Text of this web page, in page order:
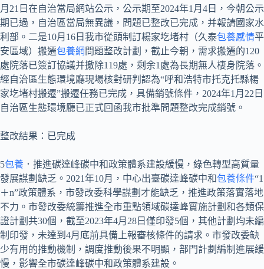
月21日在自治當局網站公示，公示期至2024年1月4日，今朝公示
期已過，自治區當局無異議，問題已整改已完成，并報請國家水
利部。二是10月16日我市從頭制訂楊家圪堵村（久泰包養感情平
安區域）搬遷包養網 問題整改計劃，截止今朝，需求搬遷的120
處院落已簽訂協議并撤除119處，剩余1處為長期無人棲身院落。
經自治區生態環境廳現場核對研判認為“呼和浩特市托克托縣楊
家圪堵村搬遷”搬遷任務已完成，具備銷號條件，2024年1月22日
自治區生態環境廳已正式回函我市批準問題整改完成銷號。
整改結果：已完成
5包養 ．推進碳達峰碳中和政策體系建設緩慢，綠色轉型高質量
發展謀劃缺乏。2021年10月，中心出臺碳達峰碳中和包養條件“1
＋n”政策體系，市發改委科學謀劃才能缺乏，推進政策落實落地
不力。市發改委統籌推進全市重點領域碳達峰實施計劃和各類保
證計劃共30個，截至2023年4月28日僅印發5個，其他計劃均未編
制印發，未達到4月底前具備上報審核條件的請求。市發改委缺
少有用的推動機制，調度推動後果不明顯，部門計劃編制進展緩
慢，影響全市碳達峰碳中和政策體系建設。